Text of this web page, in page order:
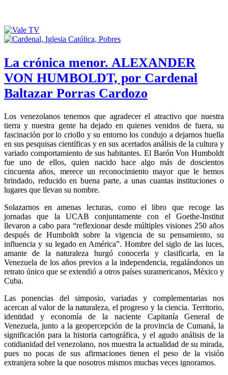
La crónica menor. ALEXANDER
VON HUMBOLDT, por Cardenal
Baltazar Porras Cardozo
Los venezolanos tenemos que agradecer el atractivo que nuestra
tierra y nuestra gente ha dejado en quienes venidos de fuera, su
fascinación por lo criollo y su entorno los condujo a dejarnos huella
en sus pesquisas científicas y en sus acertados análisis de la cultura y
variado comportamiento de sus habitantes. El Barón Von Humboldt
fue uno de ellos, quien nacido hace algo más de doscientos
cincuenta años, merece un reconocimiento mayor que le hemos
brindado, reducido en buena parte, a unas cuantas instituciones o
lugares que llevan su nombre.
Solazarnos en amenas lecturas, como el libro que recoge las
jornadas que la UCAB conjuntamente con el Goethe-Institut
llevaron a cabo para “reflexionar desde múltiples visiones 250 años
después de Humboldt sobre la vigencia de su pensamiento, su
influencia y su legado en América”. Hombre del siglo de las luces,
amante de la naturaleza hurgó conocerla y clasificarla, en la
Venezuela de los años previos a la independencia, regalándonos un
retrato único que se extendió a otros países suramericanos, México y
Cuba.
Las ponencias del simposio, variadas y complementarias nos
acercan al valor de la naturaleza, el progreso y la ciencia. Territorio,
identidad y economía de la naciente Capitanía General de
Venezuela, junto a la geopercepción de la provincia de Cumaná, la
significación para la historia cartográfica, y el agudo análisis de la
cotidianidad del venezolano, nos muestra la actualidad de su mirada,
pues no pocas de sus afirmaciones tienen el peso de la visión
extranjera sobre la que nosotros mismos muchas veces ignoramos.